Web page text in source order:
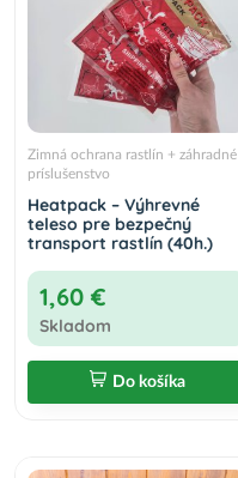
Zimná ochrana rastlín + záhradné
príslušenstvo
Heatpack – Výhrevné
teleso pre bezpečný
transport rastlín (40h.)
1,60 €
Skladom
Do košíka